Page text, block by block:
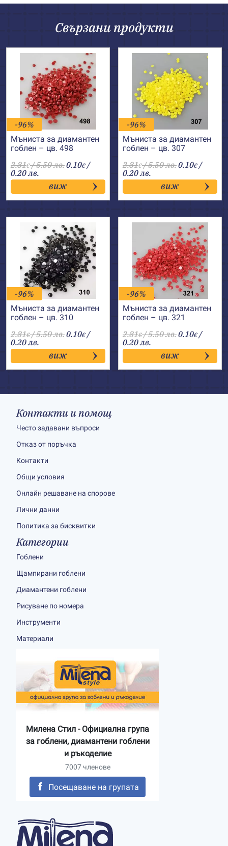
Свързани продукти
-96%
Мъниста за диамантен
гоблен – цв. 498
2.81€/ 5.50 лв.0.10€ /
0.20 лв.
виж
-96%
Мъниста за диамантен
гоблен – цв. 307
2.81€/ 5.50 лв.0.10€ /
0.20 лв.
виж
-96%
Мъниста за диамантен
гоблен – цв. 310
2.81€/ 5.50 лв.0.10€ /
0.20 лв.
виж
-96%
Мъниста за диамантен
гоблен – цв. 321
2.81€/ 5.50 лв.0.10€ /
0.20 лв.
виж
Контакти и помощ
Често задавани въпроси
Отказ от поръчка
Контакти
Общи условия
Онлайн решаване на спорове
Лични данни
Политика за бисквитки
Категории
Гоблени
Щампирани гоблени
Диамантени гоблени
Рисуване по номера
Инструменти
Материали
Милена Стил - Официална група
за гоблени, диамантени гоблени
и ръкоделие
7007 членове
Посещаване на групата